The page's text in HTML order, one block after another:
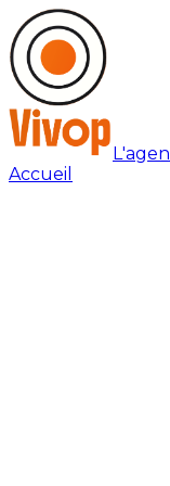
Accueil